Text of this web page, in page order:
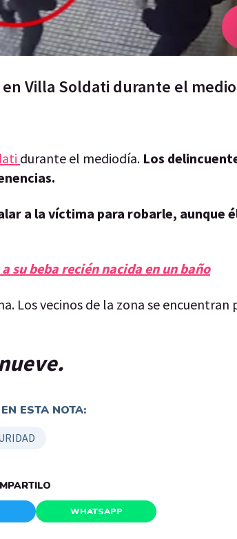
Villa Soldati durante el
durante el mediodía. Los
a la víctima para robarle, aunque
su beba recién nacida en un baño
Los vecinos de la zona se encuentran
ESTA NOTA:
WHATSAPP